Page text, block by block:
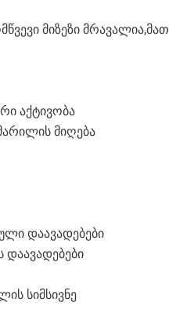
მიზეზი მრავალია,მათ
აქტივობა
მიღება
დაავადებები
სიმსივნე